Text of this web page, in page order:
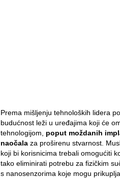
Prema mišljenju tehnoloških lidera
budućnost leži u uređajima koji će
tehnologijom, poput moždanih
naočala za proširenu stvarnost.
koji bi korisnicima trebali omogućiti
tako eliminirati potrebu za fizičkim
s nanosenzorima koje mogu